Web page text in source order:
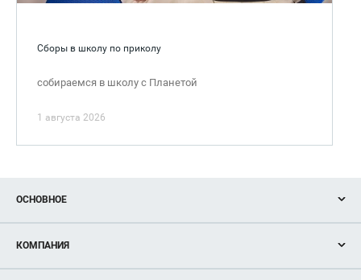
Сборы в школу по приколу
собираемся в школу с Планетой
1 августа 2026
ОСНОВНОЕ
Новости
Магазины
КОМПАНИЯ